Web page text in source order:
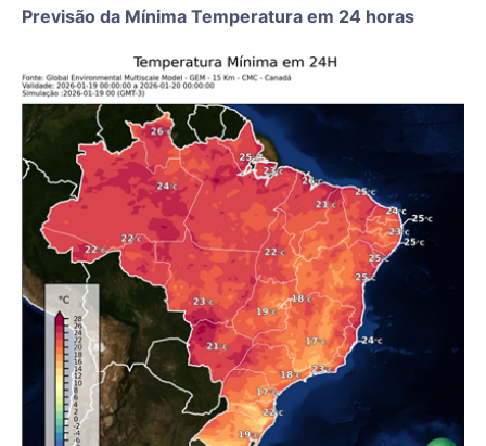
Previsão da Mínima Temperatura em 24 horas